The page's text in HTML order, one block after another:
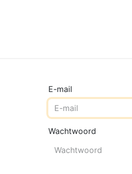
E-mail
Wachtwoord